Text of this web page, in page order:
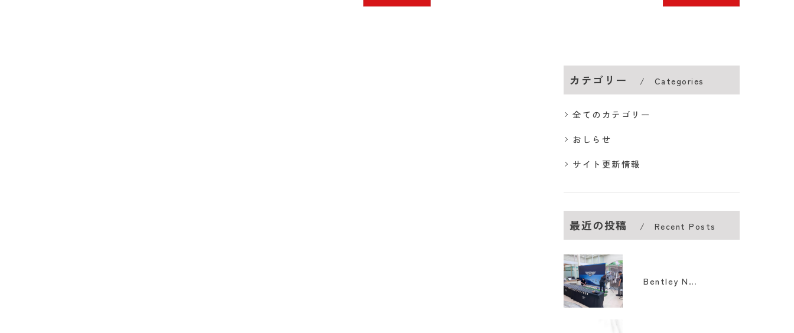
カテゴリー Categories
全てのカテゴリー
おしらせ
サイト更新情報
最近の投稿 Recent Posts
Bentley Nagoya Drive & Swing Experience 6/7 sun. Golf Lesson Eventに参画